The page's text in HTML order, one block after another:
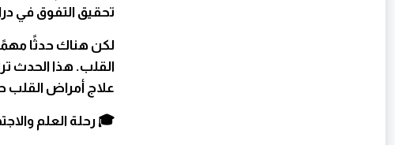
تحقيق التفوق في
لكن هناك حدثًا
القلب. هذا الحدث
علاج أمراض القلب
🎓 رحلة العلم